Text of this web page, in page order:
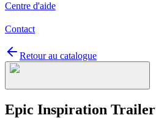
Centre d'aide
Contact
Retour au catalogue
Epic Inspiration Trailer